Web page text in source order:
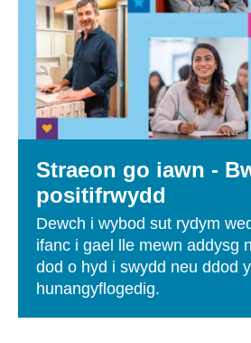
Straeon go iawn -
positifrwydd
Dewch i wybod sut rydym
ifanc i gael lle mewn addysg
dod o hyd i swydd neu ddod
hunangyflogedig.